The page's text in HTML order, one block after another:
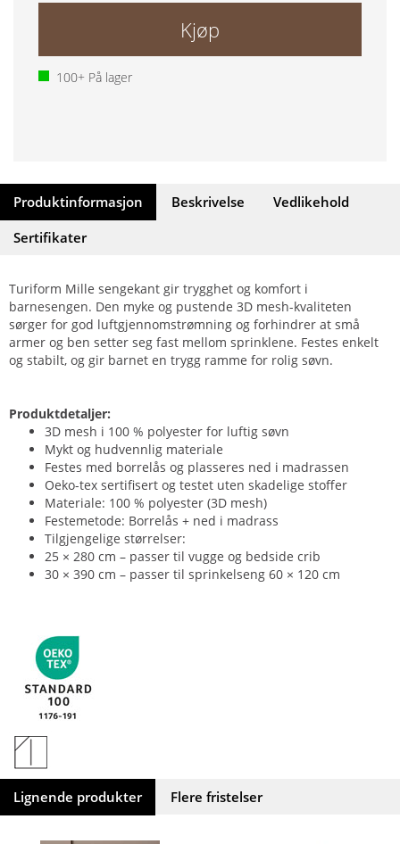
Kjøp
100+ På lager
Produktinformasjon Beskrivelse
Vedlikehold
Sertifikater
Turiform Mille sengekant gir trygghet og komfort i
barnesengen. Den myke og pustende 3D mesh-kvaliteten
sørger for god luftgjennomstrømning og forhindrer at små
armer og ben setter seg fast mellom sprinklene. Festes enkelt
og stabilt, og gir barnet en trygg ramme for rolig søvn.
Produktdetaljer:
3D mesh i 100 % polyester for luftig søvn
Mykt og hudvennlig materiale
Festes med borrelås og plasseres ned i madrassen
Oeko-tex sertifisert og testet uten skadelige stoffer
Materiale: 100 % polyester (3D mesh)
Festemetode: Borrelås + ned i madrass
Tilgjengelige størrelser:
25 × 280 cm – passer til vugge og bedside crib
30 × 390 cm – passer til sprinkelseng 60 × 120 cm
Lignende produkter Flere fristelser